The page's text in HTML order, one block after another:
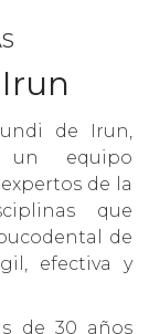
de Irun,
un equipo
de la
que
de
efectiva y
de 30 años